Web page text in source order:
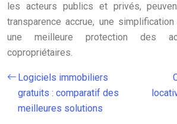
les acteurs publics et privés,
transparence accrue, une
une meilleure protection des
copropriétaires.
Logiciels immobiliers
gratuits : comparatif des
meilleures solutions